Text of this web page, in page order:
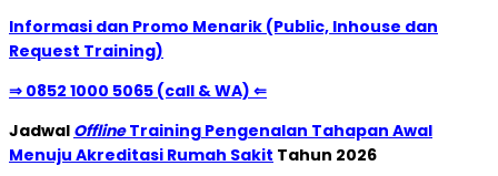
Informasi dan Promo Menarik (Public, Inhouse dan
Request Training)
⇒ 0852 1000 5065 (call & WA) ⇐
Jadwal OfflineTraining Pengenalan Tahapan Awal
Menuju Akreditasi Rumah Sakit Tahun 2026